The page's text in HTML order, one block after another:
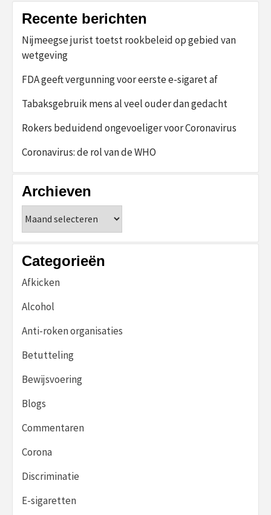
Recente berichten
Nijmeegse jurist toetst rookbeleid op gebied van
wetgeving
FDA geeft vergunning voor eerste e-sigaret af
Tabaksgebruik mens al veel ouder dan gedacht
Rokers beduidend ongevoeliger voor Coronavirus
Coronavirus: de rol van de WHO
Archieven
Categorieën
Afkicken
Alcohol
Anti-roken organisaties
Betutteling
Bewijsvoering
Blogs
Commentaren
Corona
Discriminatie
E-sigaretten